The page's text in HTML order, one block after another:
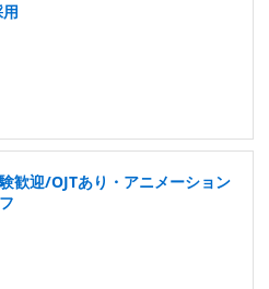
歓迎/OJTあり・アニメーション